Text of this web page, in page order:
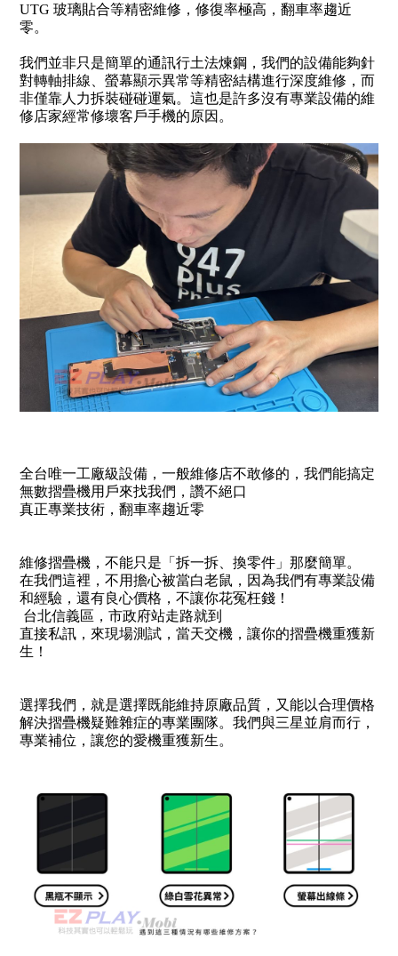
UTG 玻璃貼合等精密維修，修復率極高，翻車率趨近
零。
我們並非只是簡單的通訊行土法煉鋼，我們的設備能夠針
對轉軸排線、螢幕顯示異常等精密結構進行深度維修，而
非僅靠人力拆裝碰碰運氣。這也是許多沒有專業設備的維
修店家經常修壞客戶手機的原因。
全台唯一工廠級設備，一般維修店不敢修的，我們能搞定
無數摺疊機用戶來找我們，讚不絕口
真正專業技術，翻車率趨近零
維修摺疊機，不能只是「拆一拆、換零件」那麼簡單。
在我們這裡，不用擔心被當白老鼠，因為我們有專業設備
和經驗，還有良心價格，不讓你花冤枉錢！
台北信義區，市政府站走路就到
直接私訊，來現場測試，當天交機，讓你的摺疊機重獲新
生！
選擇我們，就是選擇既能維持原廠品質，又能以合理價格
解決摺疊機疑難雜症的專業團隊。我們與三星並肩而行，
專業補位，讓您的愛機重獲新生。